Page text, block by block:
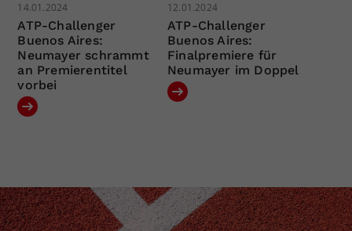
14.01.2024
ATP-Challenger
Buenos Aires:
Neumayer schrammt
an Premierentitel
vorbei
12.01.2024
ATP-Challenger
Buenos Aires:
Finalpremiere für
Neumayer im Doppel